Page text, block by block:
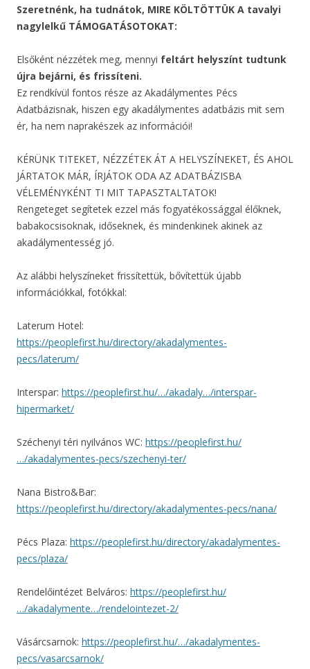
Szeretnénk, ha tudnátok, MIRE KÖLTÖTTÜK A tavalyi
nagylelkű TÁMOGATÁSOTOKAT:
Elsőként nézzétek meg, mennyi feltárt helyszínt tudtunk
újra bejárni, és frissíteni.
Ez rendkívül fontos része az Akadálymentes Pécs
Adatbázisnak, hiszen egy akadálymentes adatbázis mit sem
ér, ha nem naprakészek az információi!
KÉRÜNK TITEKET, NÉZZÉTEK ÁT A HELYSZÍNEKET, ÉS AHOL
JÁRTATOK MÁR, ÍRJÁTOK ODA AZ ADATBÁZISBA
VÉLEMÉNYKÉNT TI MIT TAPASZTALTATOK!
Rengeteget segítetek ezzel más fogyatékossággal élőknek,
babakocsisoknak, időseknek, és mindenkinek akinek az
akadálymentesség jó.
Az alábbi helyszíneket frissítettük, bővítettük újabb
információkkal, fotókkal:
Laterum Hotel:
https://peoplefirst.hu/directory/akadalymentes-
pecs/laterum/
Interspar: https://peoplefirst.hu/…/akadaly…/interspar-
hipermarket/
Széchenyi téri nyilvános WC: https://peoplefirst.hu/
…/akadalymentes-pecs/szechenyi-ter/
Nana Bistro&Bar:
https://peoplefirst.hu/directory/akadalymentes-pecs/nana/
Pécs Plaza: https://peoplefirst.hu/directory/akadalymentes-
pecs/plaza/
Rendelőintézet Belváros: https://peoplefirst.hu/
…/akadalymente…/rendelointezet-2/
Vásárcsarnok: https://peoplefirst.hu/…/akadalymentes-
pecs/vasarcsarnok/